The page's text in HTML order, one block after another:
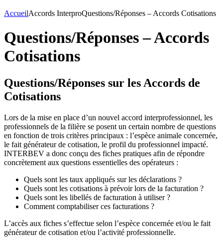
AccueilAccords InterproQuestions/Réponses – Accords Cotisations
Questions/Réponses – Accords
Cotisations
Questions/Réponses sur les Accords de
Cotisations
Lors de la mise en place d’un nouvel accord interprofessionnel, les
professionnels de la filière se posent un certain nombre de questions
en fonction de trois critères principaux : l’espèce animale concernée,
le fait générateur de cotisation, le profil du professionnel impacté.
INTERBEV a donc conçu des fiches pratiques afin de répondre
concrètement aux questions essentielles des opérateurs :
Quels sont les taux appliqués sur les déclarations ?
Quels sont les cotisations à prévoir lors de la facturation ?
Quels sont les libellés de facturation à utiliser ?
Comment comptabiliser ces facturations ?
L’accès aux fiches s’effectue selon l’espèce concernée et/ou le fait
générateur de cotisation et/ou l’activité professionnelle.